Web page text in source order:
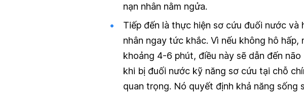
nạn nhân nằm ngửa.
Tiếp đến là thực hiện sơ cứu đuối nước và
nhân ngay tức khắc. Vì nếu không hô
khoảng 4-6 phút, điều này sẽ dẫn đến
khi bị đuối nước kỹ năng sơ cứu tại chỗ
quan trọng. Nó quyết định khả năng sống